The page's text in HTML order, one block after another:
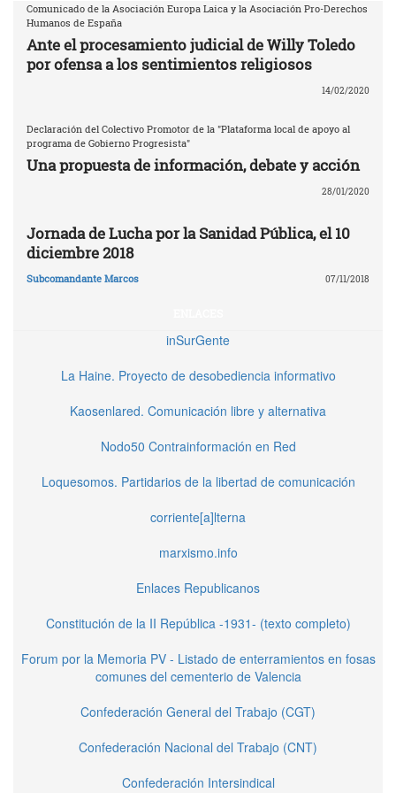
Comunicado de la Asociación Europa Laica y la Asociación Pro-Derechos
Humanos de España
Ante el procesamiento judicial de Willy Toledo
por ofensa a los sentimientos religiosos
14/02/2020
Declaración del Colectivo Promotor de la "Plataforma local de apoyo al
programa de Gobierno Progresista"
Una propuesta de información, debate y acción
28/01/2020
Jornada de Lucha por la Sanidad Pública, el 10
diciembre 2018
Subcomandante Marcos 07/11/2018
inSurGente
La Haine. Proyecto de desobediencia informativo
Kaosenlared. Comunicación libre y alternativa
Nodo50 Contrainformación en Red
Loquesomos. Partidarios de la libertad de comunicación
corriente[a]lterna
marxismo.info
Enlaces Republicanos
Constitución de la II República -1931- (texto completo)
Forum por la Memoria PV - Listado de enterramientos en fosas
comunes del cementerio de Valencia
Confederación General del Trabajo (CGT)
Confederación Nacional del Trabajo (CNT)
Confederación Intersindical